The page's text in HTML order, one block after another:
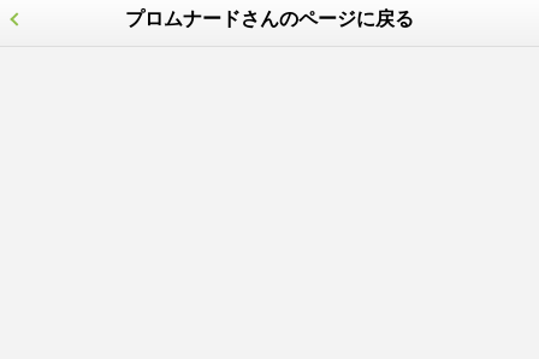
プロムナードさんのページに戻る